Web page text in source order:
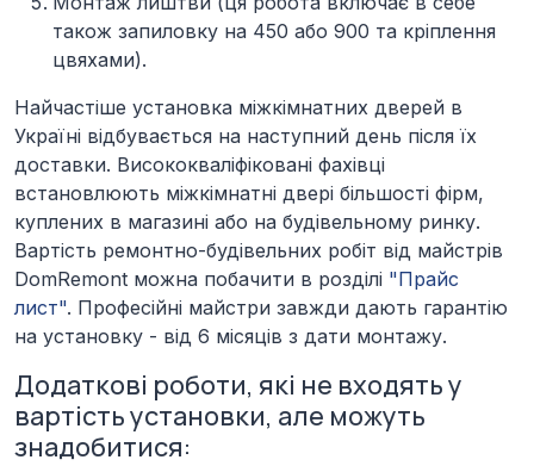
також запиловку на 450 або 900 та кріплення
цвяхами).
Найчастіше установка міжкімнатних дверей в
Україні відбувається на наступний день після їх
доставки. Висококваліфіковані фахівці
встановлюють міжкімнатні двері більшості фірм,
куплених в магазині або на будівельному ринку.
Вартість ремонтно-будівельних робіт від майстрів
DomRemont можна побачити в розділі "Прайс
лист". Професійні майстри завжди дають гарантію
на установку - від 6 місяців з дати монтажу.
Додаткові роботи, які не входять у
вартість установки, але можуть
знадобитися: